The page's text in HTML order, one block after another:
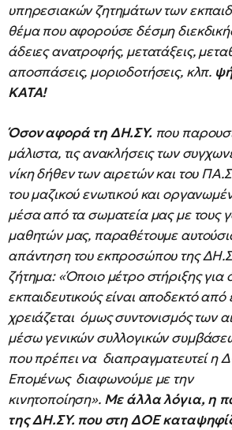
υπηρεσιακών ζητημάτων των
θέμα που αφορούσε δέσμη
άδειες ανατροφής, μετατάξεις,
αποσπάσεις, μοριοδοτήσεις, κλπ.
ΚΑΤΑ!
Όσον αφορά τη ΔΗ.ΣΥ.που
μάλιστα, τις ανακλήσεις των
νίκη δήθεν των αιρετών και του
του μαζικού ενωτικού και
μέσα από τα σωματεία μας με τους
μαθητών μας, παραθέτουμε
απάντηση του εκπροσώπου της
ζήτημα: «Όποιο μέτρο στήριξης για
εκπαιδευτικούς είναι αποδεκτό
χρειάζεται όμως συντονισμός των
μέσω γενικών συλλογικών
που πρέπει να διαπραγματευτεί η
Επομένως διαφωνούμε με την
κινητοποίηση». Με άλλα λόγια, η
της ΔΗ.ΣΥ. που στη ΔΟΕ